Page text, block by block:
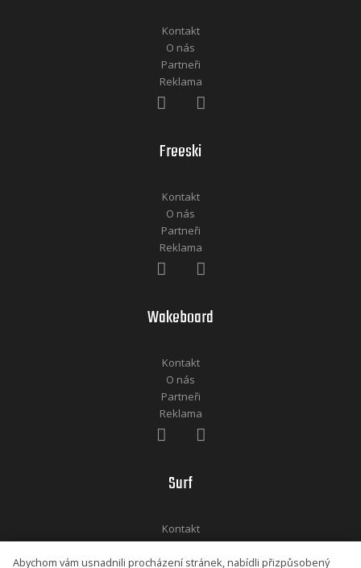
Kontakt
O nás
Partneři
Reklama
Freeski
Kontakt
O nás
Partneři
Reklama
Wakeboard
Kontakt
O nás
Partneři
Reklama
Surf
Kontakt
O nás
Partneři
Abychom vám usnadnili procházení stránek, nabídli přizpůsobený